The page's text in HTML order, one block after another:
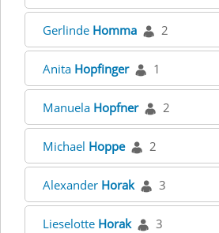
Gerlinde Homma 2
Anita Hopfinger 1
Manuela Hopfner 2
Michael Hoppe 2
Alexander Horak 3
Lieselotte Horak 3